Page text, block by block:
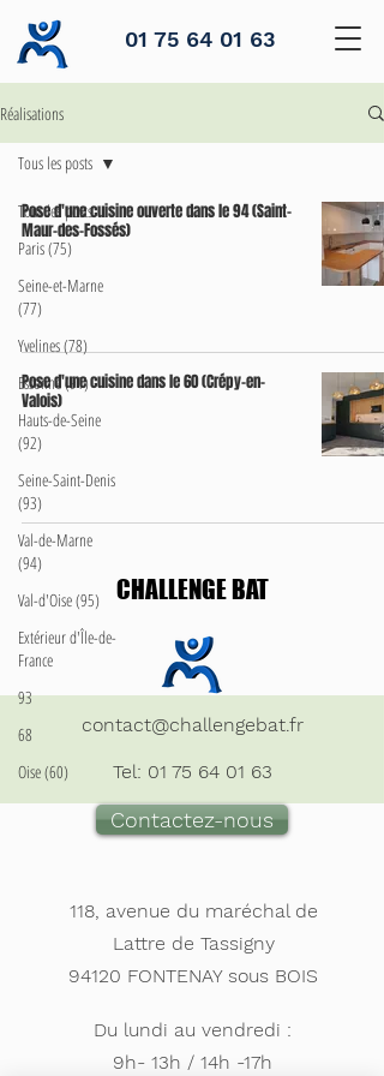
01 75 64 01 63
Réalisations
Tous les posts
Paris (75)
Seine-et-Marne
(77)
Yvelines (78)
Essonne (91)
Hauts-de-Seine
(92)
Seine-Saint-Denis
(93)
Val-de-Marne
(94)
Val-d'Oise (95)
Extérieur d'Île-de-
France
93
68
Oise (60)
Tous les posts
Pose d'une cuisine ouverte dans le 94 (Saint-
Maur-des-Fossés)
Pose d'une cuisine dans le 60 (Crépy-en-
Valois)
CHALLENGE BAT
contact@challengebat.fr
Tel: 01 75 64 01 63
Contactez-nous
Du lundi au vendredi :
9h- 13h / 14h -17h
118, avenue du maréchal de
Lattre de Tassigny
94120 FONTENAY sous BOIS